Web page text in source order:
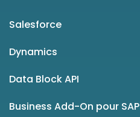
Salesforce
Dynamics
Data Block API
Business Add-On pour SAP